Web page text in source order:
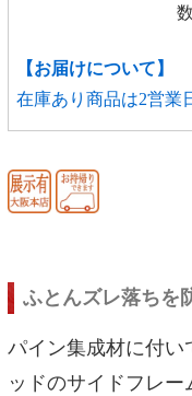
【お届けについて】
在庫あり商品は2営業
ふとんズレ落ちを
パイン集成材に付い
ッドのサイドフレー